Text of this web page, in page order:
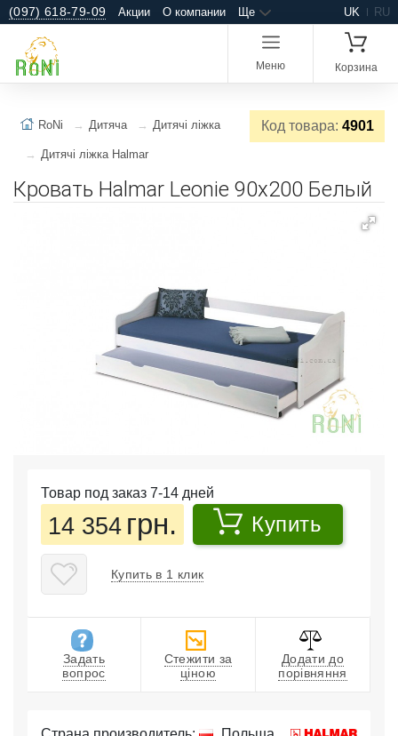
(097) 618-79-09 Акции О компании Ще UK RU
Меню Корзина
Код товара: 4901
RoNi Дитяча Дитячі ліжка
Дитячі ліжка Halmar
Кровать Halmar Leonie 90х200 Белый
Товар под заказ 7-14 дней
14 354 грн. Купить
Купить в 1 клик
Задать
вопрос
Стежити за
ціною
Додати до
порівняння